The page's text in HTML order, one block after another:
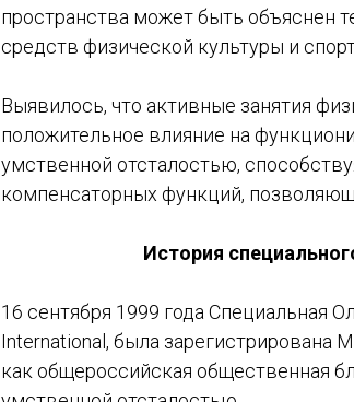
пространства может быть объяснен
средств физической культуры и
Выявилось, что активные занятия
положительное влияние на
умственной отсталостью,
компенсаторных функций,
История
16 сентября 1999 года Специальная
International, была
как общероссийская общественная